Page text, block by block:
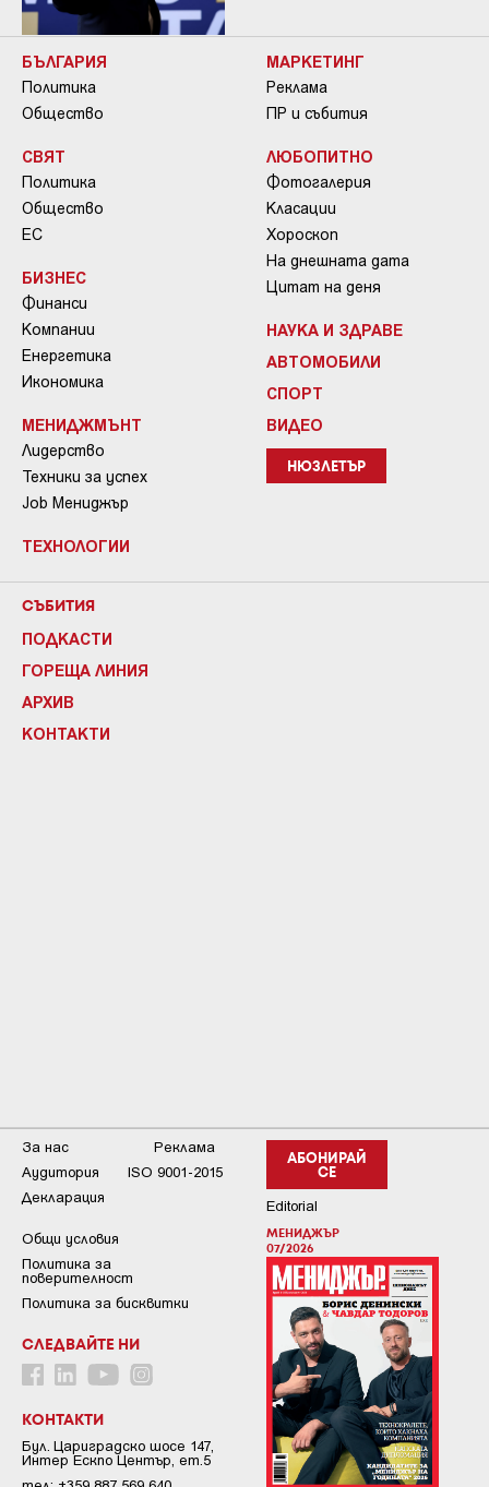
БЪЛГАРИЯ
Политика
Общество
СВЯТ
Политика
Общество
ЕС
БИЗНЕС
Финанси
Компании
Енергетика
Икономика
МЕНИДЖМЪНТ
Лидерство
Техники за успех
Job Мениджър
ТЕХНОЛОГИИ
МАРКЕТИНГ
Реклама
ПР и събития
ЛЮБОПИТНО
Фотогалерия
Класации
Хороскоп
На днешната дата
Цитат на деня
НАУКА И ЗДРАВЕ
АВТОМОБИЛИ
СПОРТ
ВИДЕО
НЮЗЛЕТЪР
СЪБИТИЯ
ПОДКАСТИ
ГОРЕЩА ЛИНИЯ
АРХИВ
КОНТАКТИ
АБОНИРАЙ
СЕ
Editorial
МЕНИДЖЪР
07/2026
За нас
Реклама
Аудитория
ISO 9001-2015
Декларация
Общи условия
Пoлитикa зa
пoвepитeлнocт
Политика за бисквитки
СЛЕДВАЙТЕ НИ
КОНТАКТИ
Бул. Цариградско шосе 147,
Интер Ескпо Център, ет.5